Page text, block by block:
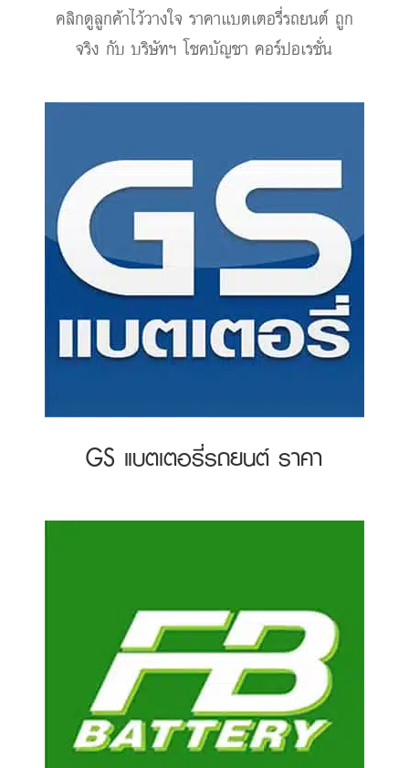
คลิกดูลูกค้าไว้วางใจ ราคาแบตเตอรี่รถยนต์ถูก
จริง กับ บริษัทฯ โชคบัญชา คอร์ปอเรชั่น
GS แบตเตอรี่รถยนต์ ราคา